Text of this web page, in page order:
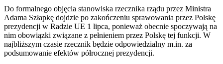
Do formalnego objęcia stanowiska rzecznika rządu przez Ministra
Adama Szłapkę dojdzie po zakończeniu sprawowania przez Polskę
prezydencji w Radzie UE 1 lipca, ponieważ obecnie spoczywają na
nim obowiązki związane z pełnieniem przez Polskę tej funkcji. W
najbliższym czasie rzecznik będzie odpowiedzialny m.in. za
podsumowanie efektów półrocznej prezydencji.